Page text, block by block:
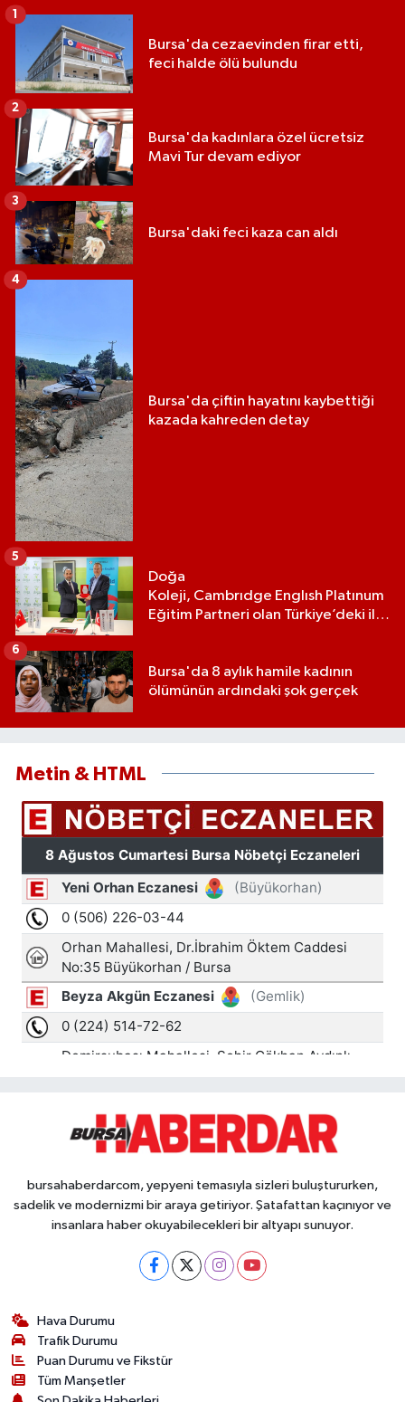
Bursa'da cezaevinden firar etti,
feci halde ölü bulundu
1
Bursa'da kadınlara özel ücretsiz
Mavi Tur devam ediyor
2
Bursa'daki feci kaza can aldı
3
Bursa'da çiftin hayatını kaybettiği
kazada kahreden detay
4
Doğa
Koleji, Cambrıdge Englısh Platınum
Eğitim Partneri olan Türkiye’deki ilk
5
Bursa'da 8 aylık hamile kadının
ölümünün ardındaki şok gerçek
6
Metin & HTML
bursahaberdarcom, yepyeni temasıyla sizleri buluştururken,
sadelik ve modernizmi bir araya getiriyor. Şatafattan kaçınıyor ve
insanlara haber okuyabilecekleri bir altyapı sunuyor.
Hava Durumu
Trafik Durumu
Puan Durumu ve Fikstür
Tüm Manşetler